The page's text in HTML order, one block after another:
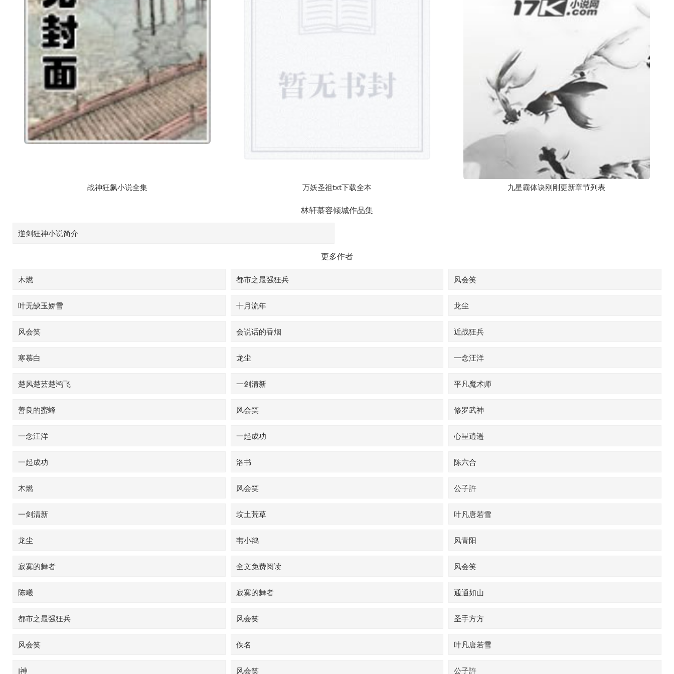
战神狂飙小说全集 万妖圣祖txt下载全本 九星霸体诀刚刚更新章节列表
林轩慕容倾城作品集
逆剑狂神小说简介
更多作者
木燃 都市之最强狂兵 风会笑
叶无缺玉娇雪 十月流年 龙尘
风会笑 会说话的香烟 近战狂兵
寒慕白 龙尘 一念汪洋
楚风楚芸楚鸿飞 一剑清新 平凡魔术师
善良的蜜蜂 风会笑 修罗武神
一念汪洋 一起成功 心星逍遥
一起成功 洛书 陈六合
木燃 风会笑 公子許
一剑清新 坟土荒草 叶凡唐若雪
龙尘 韦小鸨 风青阳
寂寞的舞者 全文免费阅读 风会笑
陈曦 寂寞的舞者 通通如山
都市之最强狂兵 风会笑 圣手方方
风会笑 佚名 叶凡唐若雪
J神 风会笑 公子許